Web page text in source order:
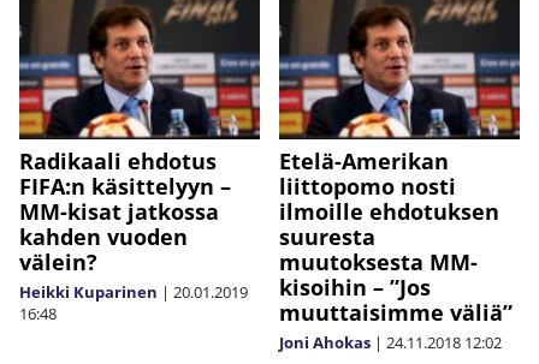
Radikaali ehdotus
FIFA:n käsittelyyn –
MM-kisat jatkossa
kahden vuoden
välein?
Heikki Kuparinen | 20.01.2019
16:48
Etelä-Amerikan
liittopomo nosti
ilmoille ehdotuksen
suuresta
muutoksesta MM-
kisoihin – ”Jos
muuttaisimme väliä”
Joni Ahokas | 24.11.2018 12:02